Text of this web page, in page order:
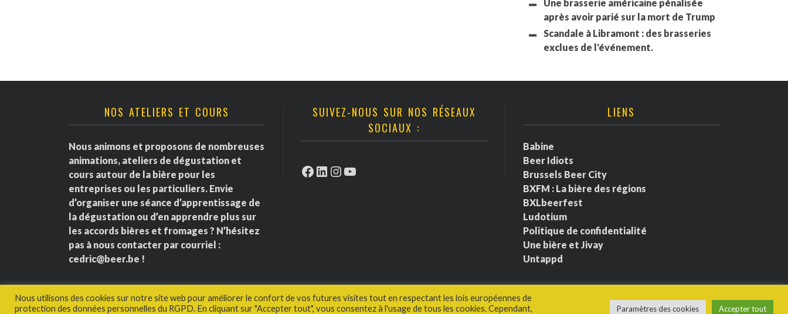
Une brasserie américaine pénalisée
après avoir parié sur la mort de Trump
Scandale à Libramont : des brasseries
exclues de l'événement.
NOS ATELIERS ET COURS
Nous animons et proposons de nombreuses
animations, ateliers de dégustation et
cours autour de la bière pour les
entreprises ou les particuliers. Envie
d’organiser une séance d’apprentissage de
la dégustation ou d’en apprendre plus sur
les accords bières et fromages ? N’hésitez
pas à nous contacter par courriel :
cedric@beer.be !
SUIVEZ-NOUS SUR NOS RÉSEAUX
SOCIAUX :
Facebook
LinkedIn
Instagram
YouTube
LIENS
Babine
Beer Idiots
Brussels Beer City
BXFM : La bière des régions
BXLbeerfest
Ludotium
Politique de confidentialité
Une bière et Jivay
Untappd
Nous utilisons des cookies sur notre site web pour améliorer le confort de vos futures visites tout en respectant les lois européennes de
protection des données personnelles du RGPD. En cliquant sur "Accepter tout", vous consentez à l'usage de tous les cookies. Cependant,
Paramètres des cookies Accepter tout